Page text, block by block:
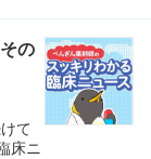
の
て
床ニ